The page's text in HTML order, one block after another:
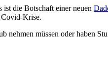
die Botschaft einer neuen
Covid-Krise.
nehmen müssen oder haben